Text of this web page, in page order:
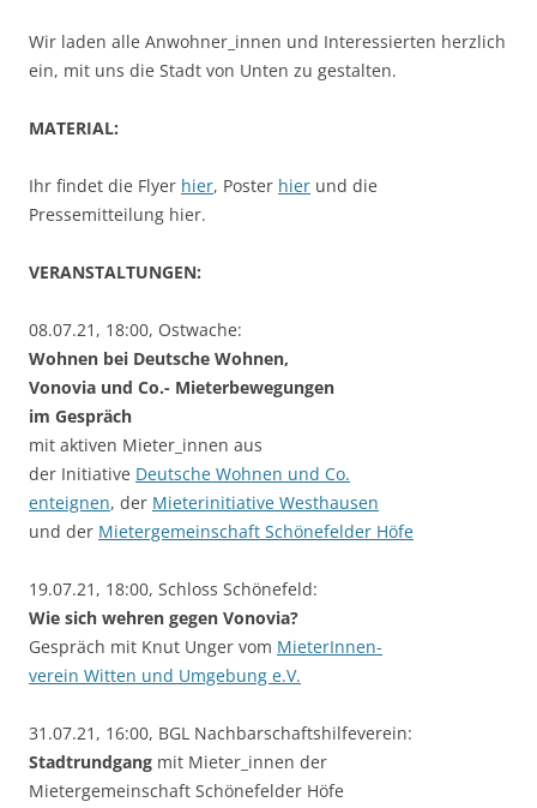
Wir laden alle Anwohner_innen und Interessierten herzlich
ein, mit uns die Stadt von Unten zu gestalten.
MATERIAL:
Ihr findet die Flyer hier, Poster hier und die
Pressemitteilung hier.
VERANSTALTUNGEN:
08.07.21, 18:00, Ostwache:
Wohnen bei Deutsche Wohnen,
Vonovia und Co.- Mieterbewegungen
im Gespräch
mit aktiven Mieter_innen aus
der Initiative Deutsche Wohnen und Co.
enteignen, der Mieterinitiative Westhausen
und der Mietergemeinschaft Schönefelder Höfe
19.07.21, 18:00, Schloss Schönefeld:
Wie sich wehren gegen Vonovia?
Gespräch mit Knut Unger vom MieterInnen-
verein Witten und Umgebung e.V.
31.07.21, 16:00, BGL Nachbarschaftshilfeverein:
Stadtrundgang mit Mieter_innen der
Mietergemeinschaft Schönefelder Höfe